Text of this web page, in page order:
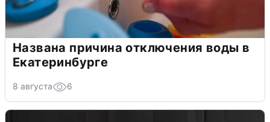
Названа причина отключения воды в
Екатеринбурге
8 августа 6